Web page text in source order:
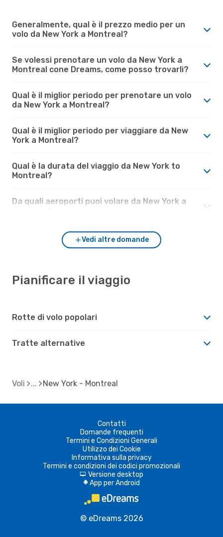
Generalmente, qual è il prezzo medio per un
volo da New York a Montreal?
Se volessi prenotare un volo da New York a
Montreal cone Dreams, come posso trovarli?
Qual è il miglior periodo per prenotare un volo
da New York a Montreal?
Qual è il miglior periodo per viaggiare da New
York a Montreal?
Qual è la durata del viaggio da New York to
Montreal?
Da quali aeroporti puoi volare da New York a
Vedi altre domande
Pianificare il viaggio
Rotte di volo popolari
Tratte alternative
Voli New York - Montreal
Contatti
Domande frequenti
Termini e Condizioni Generali
Utilizzo dei Cookie
Informativa sulla privacy
Termini e condizioni dei codici promozionali
d Versione desktop
A App per Android
© eDreams 2026